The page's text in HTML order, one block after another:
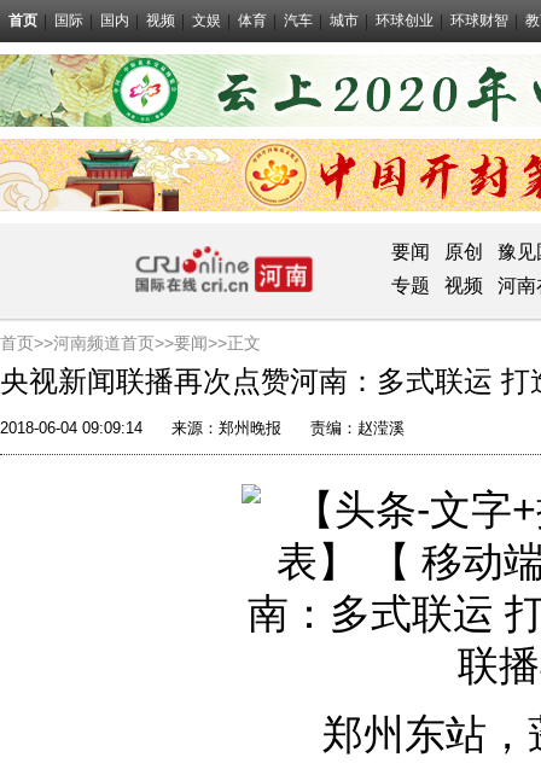
首页 国际 国内 视频 文娱 体育 汽车 城市 环球创业 环球财智
要闻 原创
豫见
专题
视频 河南
首页>>河南频道首页>>要闻>>正文
央视新闻联播再次点赞河南：多式联运
2018-06-04 09:09:14 来源： 郑州晚报 责编：赵滢溪
郑州东站，